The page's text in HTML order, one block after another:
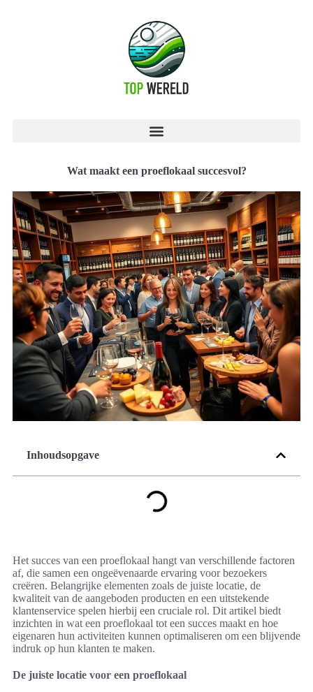
Wat maakt een proeflokaal succesvol?
Inhoudsopgave
Het succes van een proeflokaal hangt van verschillende factoren
af, die samen een ongeëvenaarde ervaring voor bezoekers
creëren. Belangrijke elementen zoals de juiste locatie, de
kwaliteit van de aangeboden producten en een uitstekende
klantenservice spelen hierbij een cruciale rol. Dit artikel biedt
inzichten in wat een proeflokaal tot een succes maakt en hoe
eigenaren hun activiteiten kunnen optimaliseren om een blijvende
indruk op hun klanten te maken.
De juiste locatie voor een proeflokaal